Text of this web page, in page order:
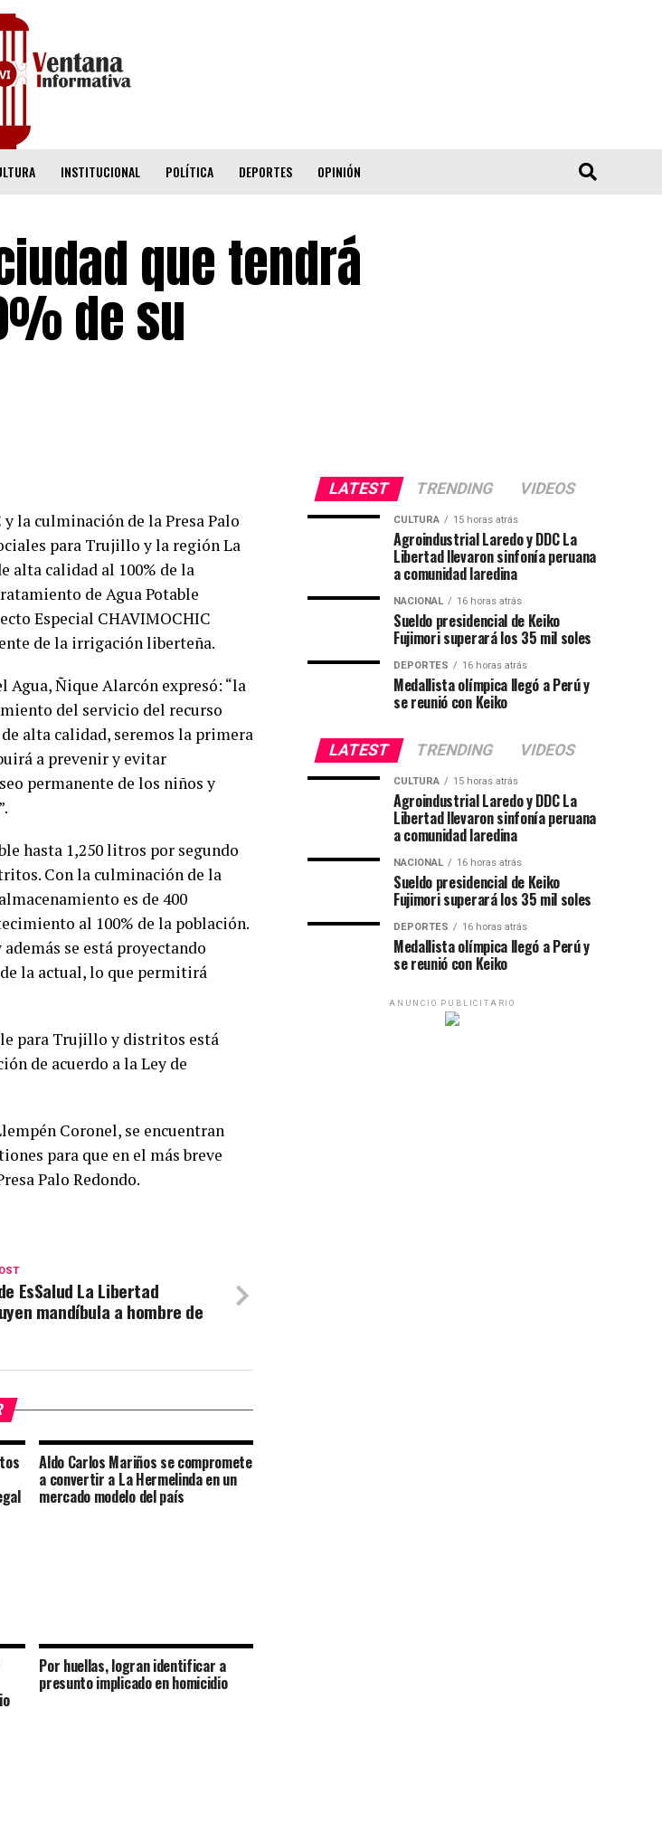
INSTITUCIONAL POLÍTICA DEPORTES OPINIÓN
que tendrá
de su
la culminación de la Presa Palo
para Trujillo y la región La
alta calidad al 100% de la
de Agua Potable
Especial CHAVIMOCHIC
de la irrigación liberteña.
Ñique Alarcón expresó: “la
del servicio del recurso
alta calidad, seremos la primera
a prevenir y evitar
permanente de los niños y
hasta 1,250 litros por segundo
Con la culminación de la
es de 400
al 100% de la población.
se está proyectando
la actual, lo que permitirá
para Trujillo y distritos está
de acuerdo a la Ley de
Coronel, se encuentran
para que en el más breve
Palo Redondo.
EsSalud La Libertad
mandíbula a hombre de
Aldo Carlos Mariños se compromete
a convertir a La Hermelinda en un
mercado modelo del país
Por huellas, logran identificar a
presunto implicado en homicidio
LATEST TRENDING VIDEOS
CULTURA 15 horas atrás
Agroindustrial Laredo y DDC La
Libertad llevaron sinfonía peruana
a comunidad laredina
NACIONAL 16 horas atrás
Sueldo presidencial de Keiko
Fujimori superará los 35 mil soles
DEPORTES 16 horas atrás
Medallista olímpica llegó a Perú y
se reunió con Keiko
LATEST TRENDING VIDEOS
CULTURA 15 horas atrás
Agroindustrial Laredo y DDC La
Libertad llevaron sinfonía peruana
a comunidad laredina
NACIONAL 16 horas atrás
Sueldo presidencial de Keiko
Fujimori superará los 35 mil soles
DEPORTES 16 horas atrás
Medallista olímpica llegó a Perú y
se reunió con Keiko
ANUNCIO PUBLICITARIO